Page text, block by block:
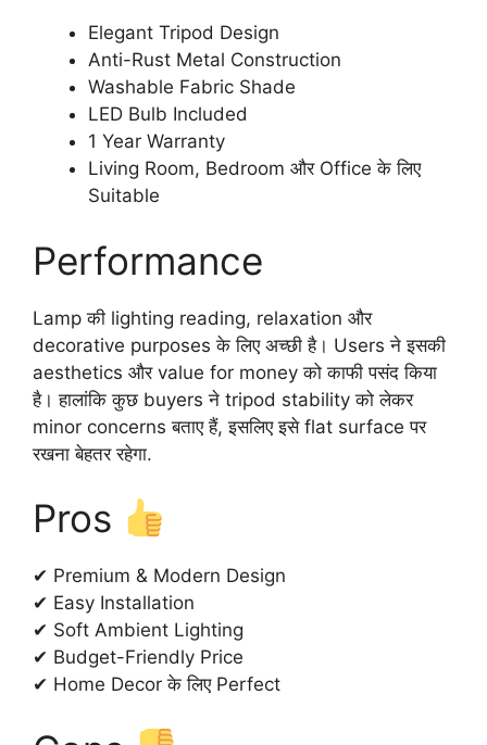
Elegant Tripod Design
Anti-Rust Metal Construction
Washable Fabric Shade
LED Bulb Included
1 Year Warranty
Living Room, Bedroom और Office के लिए
Suitable
Performance
Lamp की lighting reading, relaxation और
decorative purposes के लिए अच्छी है। Users ने इसकी
aesthetics और value for money को काफी पसंद किया
है। हालांकि कुछ buyers ने tripod stability को लेकर
minor concerns बताए हैं, इसलिए इसे flat surface पर
रखना बेहतर रहेगा.
Pros
✔ Premium & Modern Design
✔ Easy Installation
✔ Soft Ambient Lighting
✔ Budget-Friendly Price
✔ Home Decor के लिए Perfect